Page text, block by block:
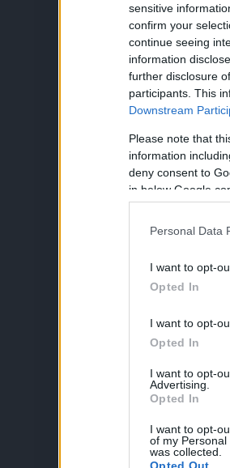
sensitive
confirm your
continue seeing
information
further disclosure
participants. This
Downstream
Please note that
information
deny consent to
in below Google
Personal Data
I want to opt-
Opted In
I want to opt-
Opted In
I want to opt-
Advertising.
Opted In
I want to opt-
of my
was collected.
Opted Out